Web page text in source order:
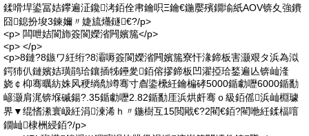
鍒嗗垾鍙冨姞鑻遍泟鑱洘銆佺帇鑰呮Ξ鑰€鍦嬮殯鐗堬紙AOV锛夊強鐨
囧鎴扮埈3鍊嬭〃婕旈爡鐩€?/p>
<p> 闆呭姞閬斾簽閬嬫渻闁嬪箷</p>
<p> </p>
<p>8鏈?8鏃ワ紝绗?8灞嗕簽閬嬫渻闁嬪箷寮忓湪鍗板害灏艰タ浜為泤
鍔犻仈鏈嬪姞璜鹃珨鑲插牬鑸夎銆傛摎鍗板凹濯掗珨鍫遍亾锛屾湰
娆￠枊骞曞紡姝风稉绱勪竴骞寸睂鍌欙紝鑰楄硣5000鍎勮嚦6000鍎勫
嵃灏肩浘锛堢磩鍚?.35鍎勮嚦2.82鍎勫厓浜烘皯骞ｏ級銆傜浜屾棩璩
界▼绲愭潫寰岋紝涓湅浠ｈ〃鍦樹互15閲戙€?2閵€銆?閵咃紝鍒楅噾
鐗屾棣栦綅銆?/p>